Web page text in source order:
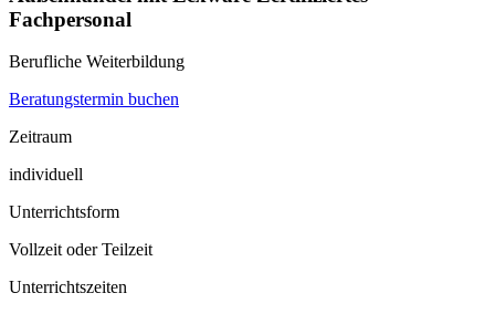
Fachpersonal
Berufliche Weiterbildung
Beratungstermin buchen
Zeitraum
individuell
Unterrichtsform
Vollzeit oder Teilzeit
Unterrichtszeiten